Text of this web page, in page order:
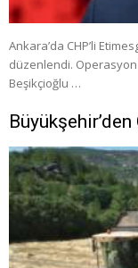
Ankara’da CHP’li
düzenlendi. Operasyon
Beşikçioğlu …